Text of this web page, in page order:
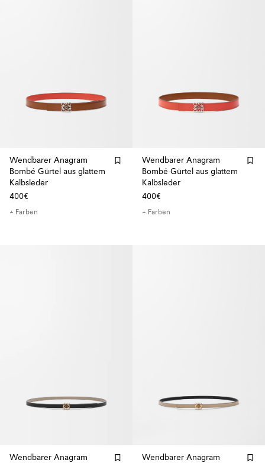
Wendbarer Anagram
Bombé Gürtel aus glattem
Kalbsleder
400€
+ Farben
Wendbarer Anagram
Bombé Gürtel aus glattem
Kalbsleder
400€
+ Farben
Wendbarer Anagram
Wendbarer Anagram